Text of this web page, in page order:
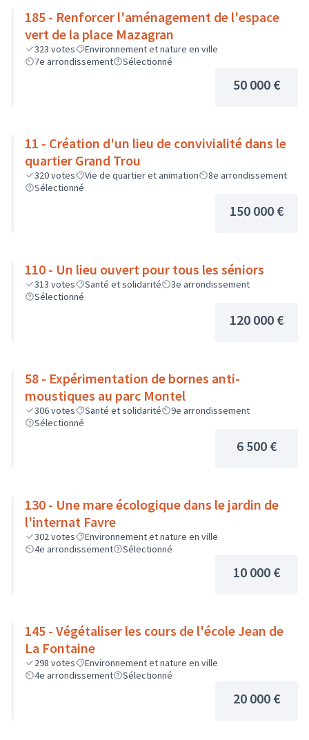
185 - Renforcer l'aménagement de l'espace
vert de la place Mazagran
323 votes
Environnement et nature en ville
7e arrondissement
Sélectionné
50 000 €
11 - Création d'un lieu de convivialité dans le
quartier Grand Trou
320votes Vie de quartier et animation
8e arrondissement
Sélectionné
150 000 €
110 - Un lieu ouvert pour tous les séniors
313 votes Santé et solidarité
3e arrondissement
Sélectionné
120 000 €
58 - Expérimentation de bornes anti-
moustiques au parc Montel
306votes Santé et solidarité
9e arrondissement
Sélectionné
6 500 €
130 - Une mare écologique dans le jardin de
l'internat Favre
302votes
Environnement et nature en ville
4e arrondissement
Sélectionné
10 000 €
145 - Végétaliser les cours de l'école Jean de
La Fontaine
298 votes
Environnement et nature en ville
4e arrondissement
Sélectionné
20 000 €